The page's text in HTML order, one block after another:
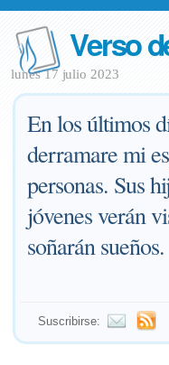
Verso
lunes 17 julio 2023
En los
derramare mi
personas. Sus
jóvenes verán
soñarán sueños.
Suscribirse: